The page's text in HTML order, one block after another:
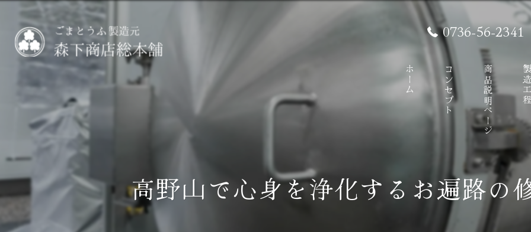
0736-56-2341
ホーム コンセプト 商品説明ページ 製
高野山で心身を浄化するお遍路の